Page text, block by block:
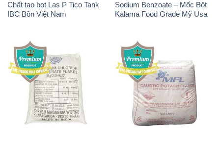
Chất tạo bọt Las P Tico Tank
IBC Bồn Việt Nam
Sodium Benzoate – Mốc Bột
Kalama Food Grade Mỹ Usa